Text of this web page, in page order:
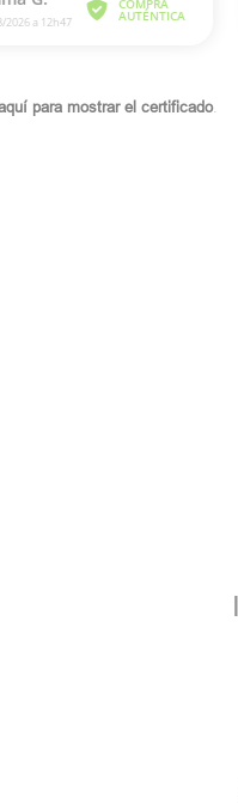
para mostrar el certificado.